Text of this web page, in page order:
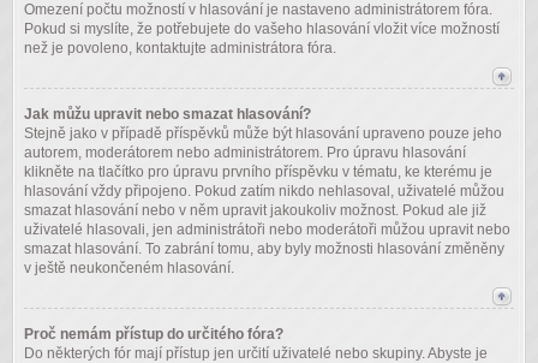
Omezení počtu možností v hlasování je nastaveno administrátorem fóra.
Pokud si myslíte, že potřebujete do vašeho hlasování vložit více možností
než je povoleno, kontaktujte administrátora fóra.
Jak můžu upravit nebo smazat hlasování?
Stejně jako v případě příspěvků může být hlasování upraveno pouze jeho
autorem, moderátorem nebo administrátorem. Pro úpravu hlasování
klikněte na tlačítko pro úpravu prvního příspěvku v tématu, ke kterému je
hlasování vždy připojeno. Pokud zatím nikdo nehlasoval, uživatelé můžou
smazat hlasování nebo v něm upravit jakoukoliv možnost. Pokud ale již
uživatelé hlasovali, jen administrátoři nebo moderátoři můžou upravit nebo
smazat hlasování. To zabrání tomu, aby byly možnosti hlasování změněny
v ještě neukončeném hlasování.
Proč nemám přístup do určitého fóra?
Do některých fór mají přístup jen určití uživatelé nebo skupiny. Abyste je